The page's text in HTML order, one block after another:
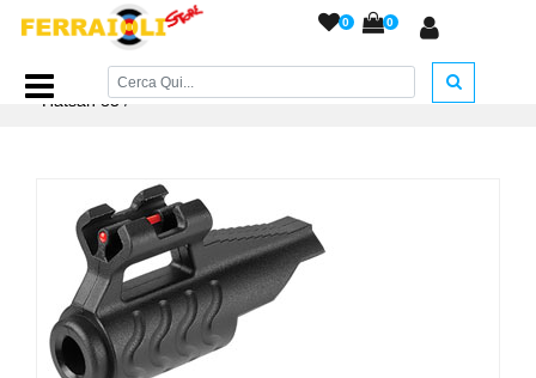
0 0
Home Page/RICAMBI/Tacche di Mira e Mirini/Mirino
Hatsan 85/